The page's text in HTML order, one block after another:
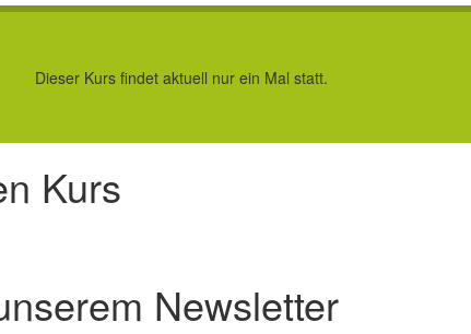
Dieser Kurs findet aktuell nur ein Mal statt.
Kurs
Newsletter